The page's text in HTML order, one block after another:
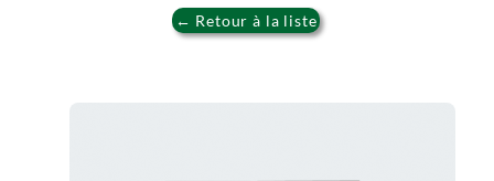
← Retour à la liste